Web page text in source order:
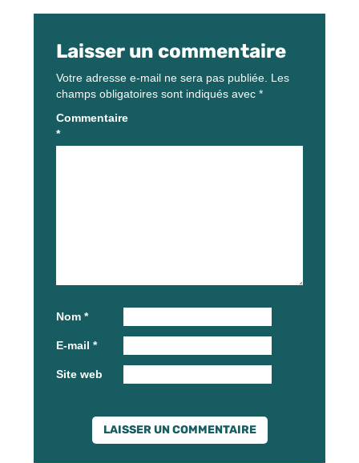
Laisser un commentaire
Votre adresse e-mail ne sera pas publiée. Les
champs obligatoires sont indiqués avec *
Commentaire
*
Nom *
E-mail *
Site web